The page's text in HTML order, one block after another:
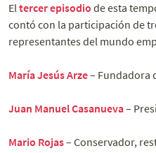
Eltercer episodio de esta
contó con la participación de
representantes del mundo
María Jesús Arze– Fundadora
Juan Manuel Casanueva–
Mario Rojas– Conservador,